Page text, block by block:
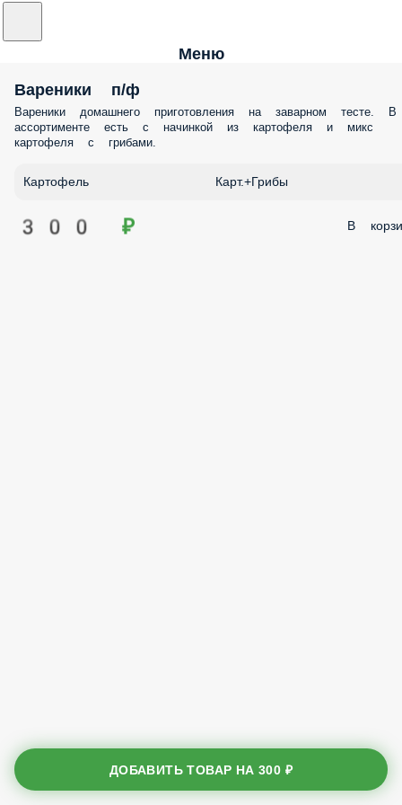
Меню
Вареники п/ф
Вареники домашнего приготовления на заварном тесте. В
ассортименте есть с начинкой из картофеля и микс
картофеля с грибами.
Картофель Карт.+Грибы
300 ₽ В
ДОБАВИТЬ ТОВАР НА300 ₽